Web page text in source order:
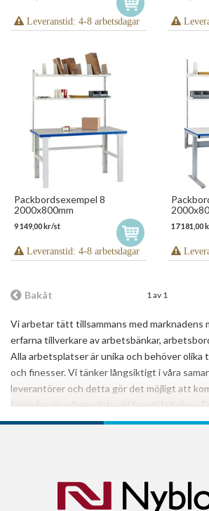
Leveranstid: 4-8 arbetsdagar
Packbordsexempel 8
2000x800mm
9 149,00 kr/st
Leveranstid: 4-8 arbetsdagar
17 181,00
Bakåt 1 av 1
Vi arbetar tätt tillsammans med marknadens
erfarna tillverkare av arbetsbänkar,
Alla arbetsplatser är unika och behöver olika
och finesser. Vi tänker långsiktigt i våra
leverantörer och detta gör det möjligt att
förändra sin arbetsplats vid framtida behov.
genomtänkt arbetsstation är en god